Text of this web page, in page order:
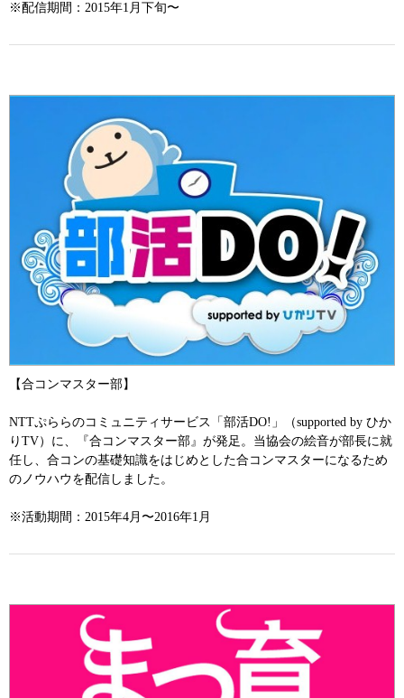
※配信期間：2015年1月下旬〜
【合コンマスター部】
NTTぷららのコミュニティサービス「部活DO!」（supported by ひか
りTV）に、『合コンマスター部』が発足。当協会の絵音が部長に就
任し、合コンの基礎知識をはじめとした合コンマスターになるため
のノウハウを配信しました。
※活動期間：2015年4月〜2016年1月